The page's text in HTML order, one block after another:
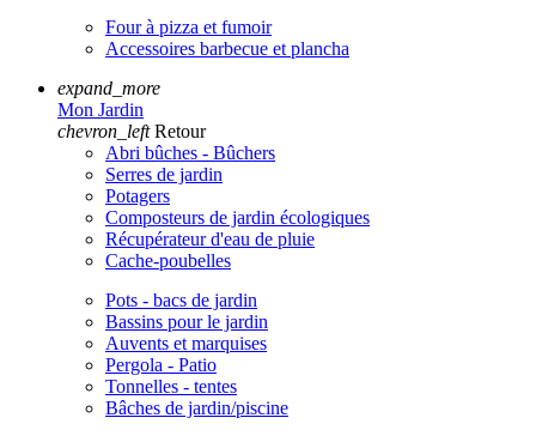
Four à pizza et fumoir
Accessoires barbecue et plancha
expand_more
Mon Jardin
chevron_left Retour
Abri bûches - Bûchers
Serres de jardin
Potagers
Composteurs de jardin écologiques
Récupérateur d'eau de pluie
Cache-poubelles
Pots - bacs de jardin
Bassins pour le jardin
Auvents et marquises
Pergola - Patio
Tonnelles - tentes
Bâches de jardin/piscine